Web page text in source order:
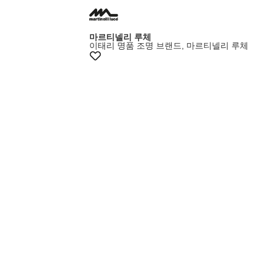
+5% 쿠폰
마르티넬리 루체
이태리 명품 조명 브랜드, 마르티넬리 루체